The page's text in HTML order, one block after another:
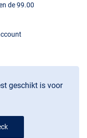
de 99.00
geschikt is voor